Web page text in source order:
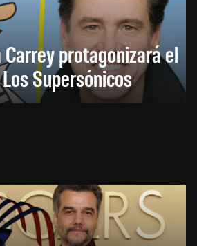
Carrey protagonizará el
Supersónicos